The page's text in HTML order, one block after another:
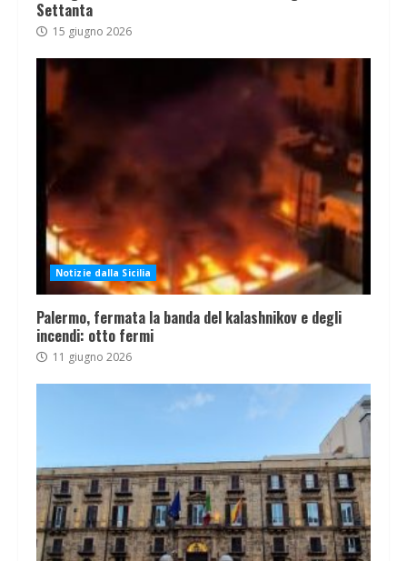
Settanta
15 giugno 2026
Notizie dalla Sicilia
Palermo, fermata la banda del kalashnikov e degli
incendi: otto fermi
11 giugno 2026